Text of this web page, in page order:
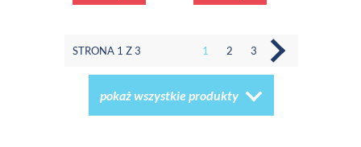
STRONA 1 Z 3 1 2 3
pokaż wszystkie produkty